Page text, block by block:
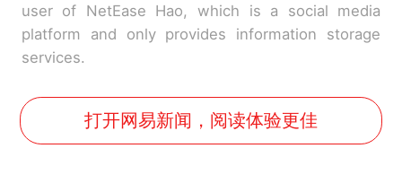
user of NetEase Hao, which is a social media
platform and only provides information storage
services.
打开网易新闻，阅读体验更佳